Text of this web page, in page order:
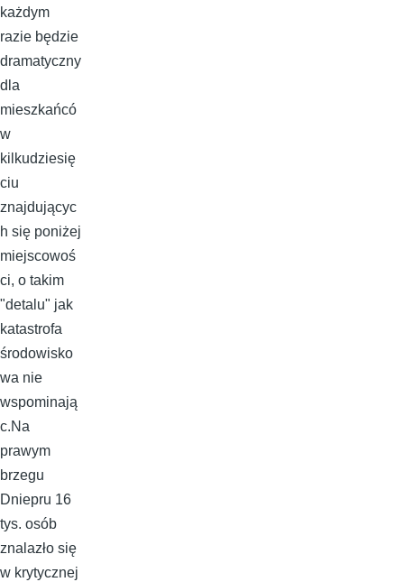
każdym
razie będzie
dramatyczny
dla
mieszkańcó
w
kilkudziesię
ciu
znajdującyc
h się poniżej
miejscowoś
ci, o takim
"detalu" jak
katastrofa
środowisko
wa nie
wspominają
c.Na
prawym
brzegu
Dniepru 16
tys. osób
znalazło się
w krytycznej